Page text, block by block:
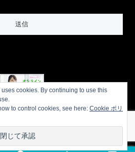
会社概要
LINE公式アカウント
ンツーマンで受講できるオンライン
cookies. By continuing to use this
to control cookies, see here: Cookie ポリ